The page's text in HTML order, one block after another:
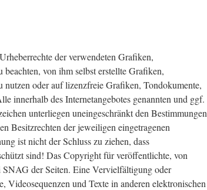
der verwendeten Grafiken,
von ihm selbst erstellte Grafiken,
nutzen oder auf lizenzfreie Grafiken, Tondokumente,
innerhalb des Internetangebotes genannten und ggf.
unterliegen uneingeschränkt den Bestimmungen
Besitzrechten der jeweiligen eingetragenen
ist nicht der Schluss zu ziehen, dass
sind! Das Copyright für veröffentlichte, von
der Seiten. Eine Vervielfältigung oder
und Texte in anderen elektronischen